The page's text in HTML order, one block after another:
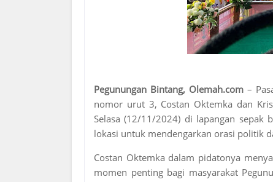
Pegunungan Bintang, Olemah.com–
nomor urut 3, Costan Oktemka dan
Selasa (12/11/2024) di lapangan sepak
lokasi untuk mendengarkan orasi politik
Costan Oktemka dalam pidatonya
momen penting bagi masyarakat